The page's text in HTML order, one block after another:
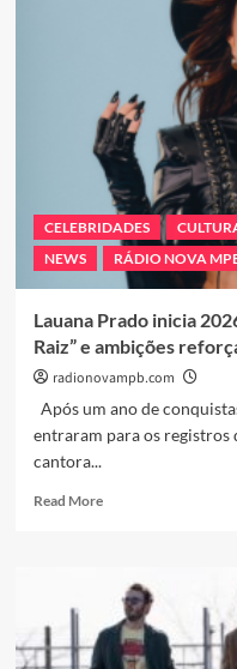
plataformas,
cultural:
Jornal
Portugal,
Revista
Literatura
e
Rádio
Nova
MPB
CELEBRIDADES
NEWS
RÁDIO NOVA
Lauana Prado inicia
Raiz” e ambições
radionovampb.com
Após um ano de
entraram para os registros
cantora...
Read MoreRead
Prado
inicia
2026
com